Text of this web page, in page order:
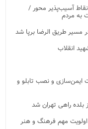
آسیب‌پذیر محور /
به مردم
انقلاب
ایمن‌سازی و نصب تابلو و
توسعه باغ هنر و برگزاری رویدادهای ملی ۲ اولویت مهم فرهنگ و هنر